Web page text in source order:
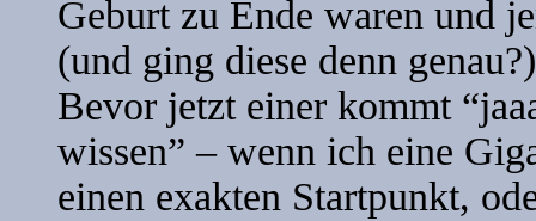
Geburt zu Ende waren und
(und ging diese denn
Bevor jetzt einer kommt
wissen” – wenn ich eine
einen exakten Startpunkt,